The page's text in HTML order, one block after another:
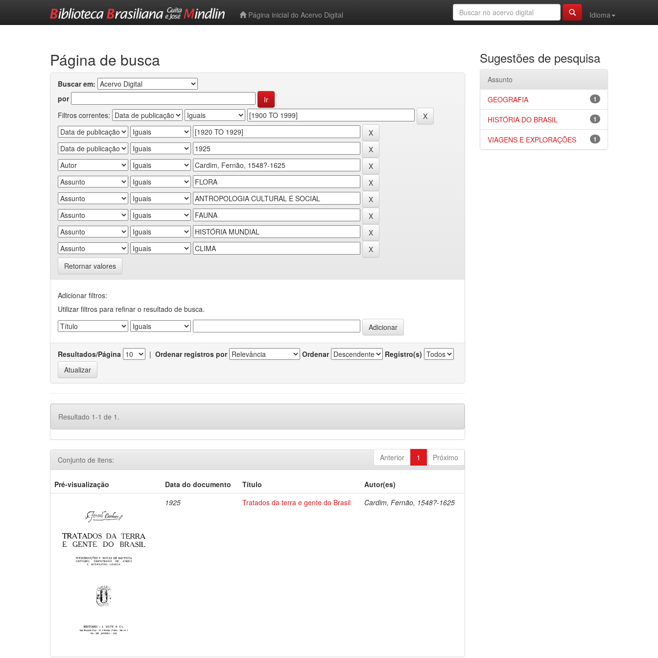
Página inicial do Acervo Digital
Idioma
Página de busca
Buscar em:
por
Filtros correntes:
Retornar valores
Adicionar filtros:
Utilizar filtros para refinar o resultado de busca.
Resultados/Página | Ordenar registros por Ordenar Registro(s)
Resultado 1-1 de 1.
Anterior 1 Próximo
Conjunto de itens:
Pré-visualização Data do documento Título
Autor(es)
1925
Tratados da terra e gente do Brasil Cardim, Fernão, 1548?-1625
Sugestões de pesquisa
Assunto
1
GEOGRAFIA
1
HISTÓRIA DO BRASIL
1
VIAGENS E EXPLORAÇÕES